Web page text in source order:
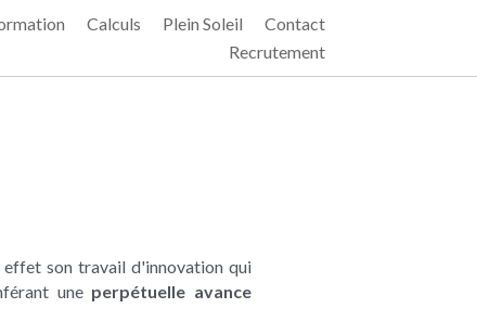
Calculs Plein Soleil
Contact
Recrutement
effet son travail d'innovation qui
une perpétuelle avance